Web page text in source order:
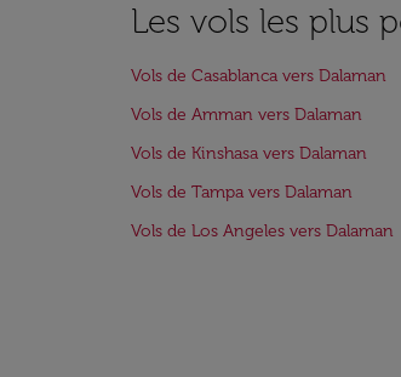
Les vols les plus
Vols de Casablanca vers Dalaman
Vols de Amman vers Dalaman
Vols de Kinshasa vers Dalaman
Vols de Tampa vers Dalaman
Vols de Los Angeles vers Dalaman